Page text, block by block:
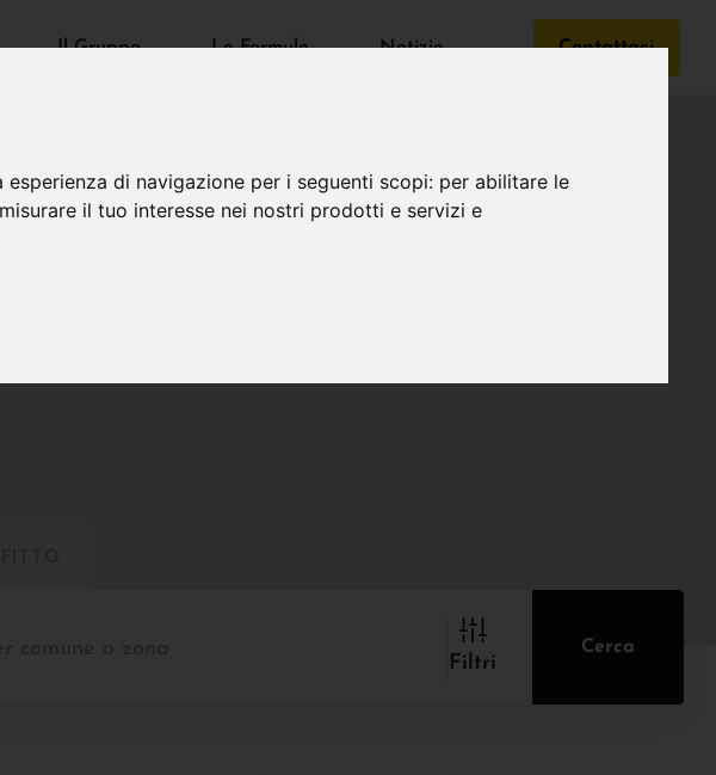
di navigazione per i seguenti scopi: per abilitare le
il tuo interesse nei nostri prodotti e servizi e
Il Gruppo Le Formule Notizie Contattaci
Filtri
Cerca